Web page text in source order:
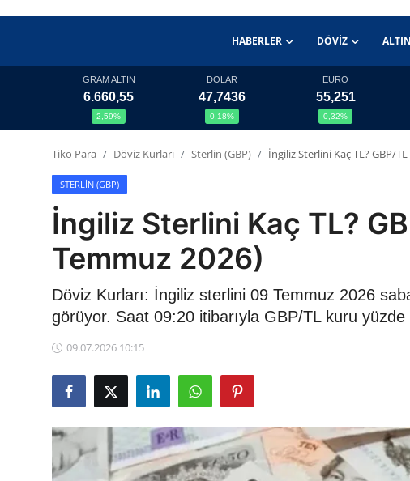
HABERLER DÖVIZ
Altın Fiyatları
Döviz Kurları
Kripto Paralar
Çeviriciler
TCMB Kurları
Kapalı Çarşı
GRAM ALTIN
6.660,55
2,59%
DOLAR
47,7436
0,18%
EURO
55,251
0,32%
Tiko Para Döviz Kurları Sterlin (GBP) İngiliz Sterlini Kaç TL? GBP/
STERLIN (GBP)
İngiliz Sterlini Kaç TL?
Temmuz 2026)
Döviz Kurları: İngiliz sterlini 09 Temmuz 2026
görüyor. Saat 09:20 itibarıyla GBP/TL kuru yüzde
09.07.2026 10:15